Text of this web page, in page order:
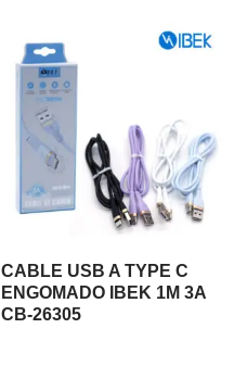
CABLE USB A TYPE C
ENGOMADO IBEK 1M 3A
CB-26305